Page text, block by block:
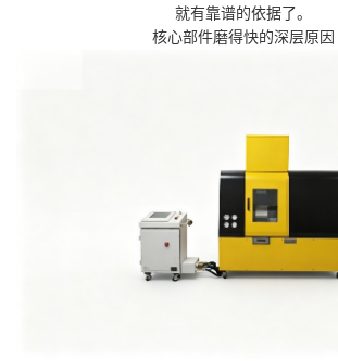
就有靠谱的依据了。
核心部件磨得快的深层原因